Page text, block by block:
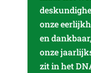
onze
en
onze
zit in het